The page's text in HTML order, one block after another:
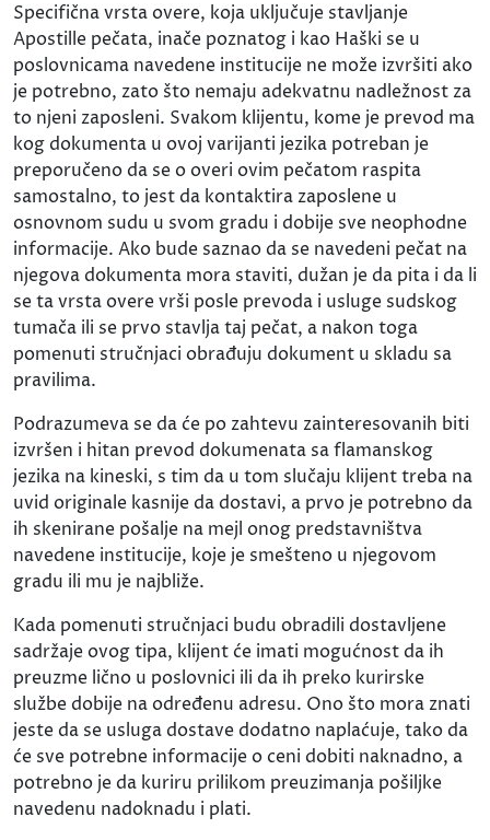
Specifična vrsta overe, koja uključuje stavljanje
Apostille pečata, inače poznatog i kao Haški se u
poslovnicama navedene institucije ne može izvršiti ako
je potrebno, zato što nemaju adekvatnu nadležnost za
to njeni zaposleni. Svakom klijentu, kome je prevod ma
kog dokumenta u ovoj varijanti jezika potreban je
preporučeno da se o overi ovim pečatom raspita
samostalno, to jest da kontaktira zaposlene u
osnovnom sudu u svom gradu i dobije sve neophodne
informacije. Ako bude saznao da se navedeni pečat na
njegova dokumenta mora staviti, dužan je da pita i da li
se ta vrsta overe vrši posle prevoda i usluge sudskog
tumača ili se prvo stavlja taj pečat, a nakon toga
pomenuti stručnjaci obrađuju dokument u skladu sa
pravilima.
Podrazumeva se da će po zahtevu zainteresovanih biti
izvršen i hitan prevod dokumenata sa flamanskog
jezika na kineski, s tim da u tom slučaju klijent treba na
uvid originale kasnije da dostavi, a prvo je potrebno da
ih skenirane pošalje na mejl onog predstavništva
navedene institucije, koje je smešteno u njegovom
gradu ili mu je najbliže.
Kada pomenuti stručnjaci budu obradili dostavljene
sadržaje ovog tipa, klijent će imati mogućnost da ih
preuzme lično u poslovnici ili da ih preko kurirske
službe dobije na određenu adresu. Ono što mora znati
jeste da se usluga dostave dodatno naplaćuje, tako da
će sve potrebne informacije o ceni dobiti naknadno, a
potrebno je da kuriru prilikom preuzimanja pošiljke
navedenu nadoknadu i plati.